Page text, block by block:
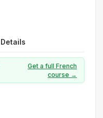
Details
Get a full French
course →